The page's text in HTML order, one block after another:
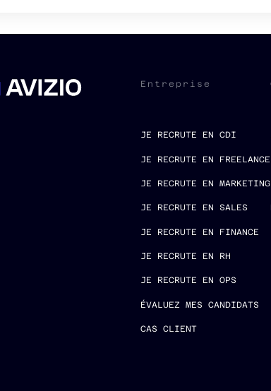
Entreprise
JE RECRUTE EN CDI
JE RECRUTE EN FREELANCE
JE RECRUTE EN MARKETING
JE RECRUTE EN SALES
JE RECRUTE EN FINANCE
JE RECRUTE EN RH
JE RECRUTE EN OPS
ÉVALUEZ MES CANDIDATS
CAS CLIENT